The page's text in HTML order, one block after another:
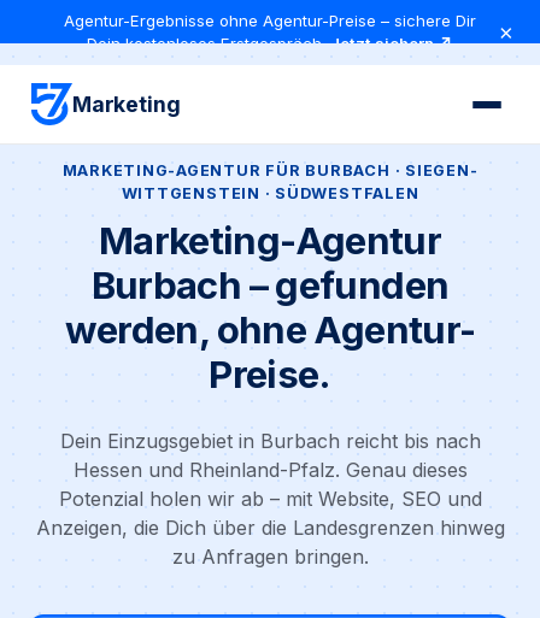
Agentur-Ergebnisse ohne Agentur-Preise – sichere Dir
Dein kostenloses ErstgesprächJetzt sichern ↗ ×
Marketing
MARKETING-AGENTUR FÜR BURBACH · SIEGEN-
WITTGENSTEIN · SÜDWESTFALEN
Marketing-Agentur
Burbach – gefunden
werden, ohne Agentur-
Preise.
Dein Einzugsgebiet in Burbach reicht bis nach
Hessen und Rheinland-Pfalz. Genau dieses
Potenzial holen wir ab – mit Website, SEO und
Anzeigen, die Dich über die Landesgrenzen hinweg
zu Anfragen bringen.